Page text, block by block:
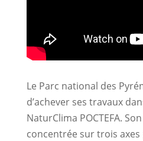
Le Parc national des
d’achever ses travaux
NaturClima POCTEFA.
concentrée sur trois axes